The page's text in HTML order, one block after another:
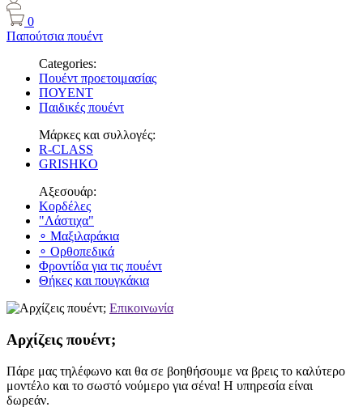
0
Παπούτσια πουέντ
Categories:
Πουέντ προετοιμασίας
ΠΟΥΕΝΤ
Παιδικές πουέντ
Μάρκες και συλλογές:
R-CLASS
GRISHKO
Αξεσουάρ:
Κορδέλες
"Λάστιχα"
∘ Μαξιλαράκια
∘ Ορθοπεδικά
Φροντίδα για τις πουέντ
Θήκες και πουγκάκια
Επικοινωνία
Αρχίζεις πουέντ;
Πάρε μας τηλέφωνο και θα σε βοηθήσουμε να βρεις το καλύτερο
μοντέλο και το σωστό νούμερο για σένα! Η υπηρεσία είναι
δωρεάν.